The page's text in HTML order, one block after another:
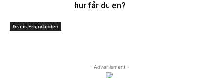
Gratis Erbjudanden
hur får du en?
- Advertisment -